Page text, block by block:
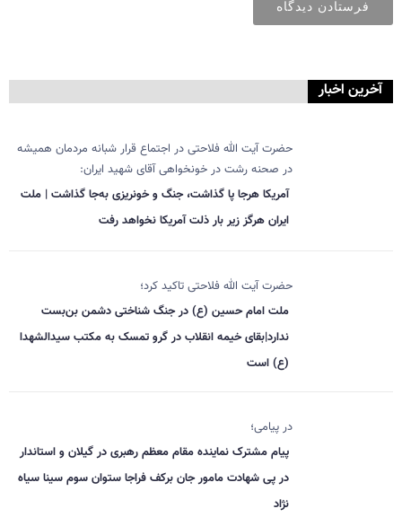
آخرین اخبار
حضرت آیت الله فلاحتی در اجتماع قرار شبانه مردمان همیشه
در صحنه رشت در خونخواهی آقای شهید ایران:
آمریکا هرجا پا گذاشت، جنگ و خونریزی به‌جا گذاشت | ملت
ایران هرگز زیر بار ذلت آمریکا نخواهد رفت
حضرت آیت الله فلاحتی تاکید کرد؛
ملت امام حسین (ع) در جنگ شناختی دشمن بن‌بست
ندارد|بقای خیمه انقلاب در گرو تمسک به مکتب سیدالشهدا
(ع) است
در پیامی؛
پیام مشترک نماینده مقام معظم رهبری در گیلان و استاندار
در پی شهادت مامور جان برکف فراجا ستوان سوم سینا سیاه
نژاد